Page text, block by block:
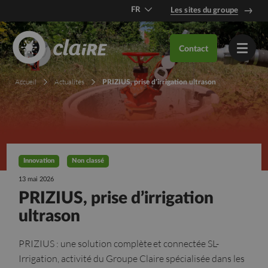
DE
EN
FR Les sites du groupe
Contact
Accueil Actualités PRIZIUS, prise d’irrigation ultrason
Innovation Non classé
13 mai 2026
PRIZIUS, prise d’irrigation
ultrason
PRIZIUS : une solution complète et connectée SL-
Irrigation, activité du Groupe Claire spécialisée dans les